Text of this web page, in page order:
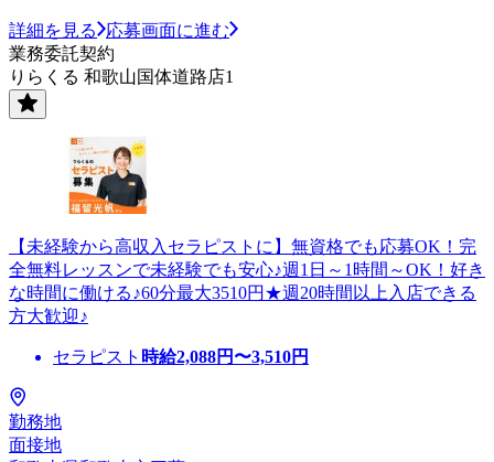
詳細を見る
応募画面に進む
業務委託契約
りらくる 和歌山国体道路店1
【未経験から高収入セラピストに】無資格でも応募OK！完
全無料レッスンで未経験でも安心♪週1日～1時間～OK！好き
な時間に働ける♪60分最大3510円★週20時間以上入店できる
方大歓迎♪
セラピスト 時給2,088円〜3,510円
勤務地
面接地